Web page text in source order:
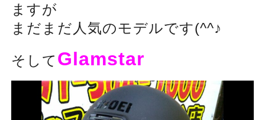
ますが
まだまだ人気のモデルです(^^♪
そして Glamstar